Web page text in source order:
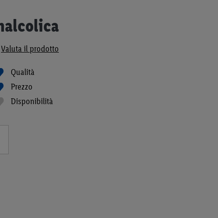
Valuta il prodotto
Qualità
Prezzo
Disponibilità